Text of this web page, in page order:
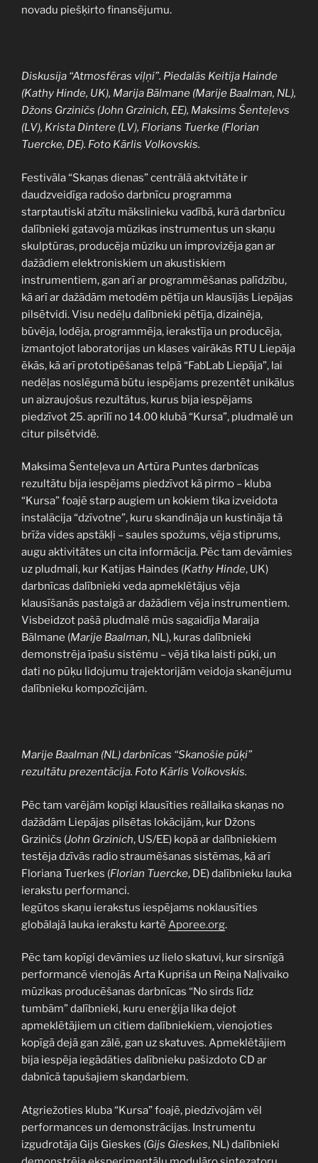
novadu piešķirto finansējumu.
Diskusija “Atmosfēras viļņi”. Piedalās Keitija Hainde
(Kathy Hinde, UK), Marija Bālmane (Marije Baalman, NL),
Džons Grziničs (John Grzinich, EE), Maksims Šenteļevs
(LV), Krista Dintere (LV), Florians Tuerke (Florian
Tuercke, DE). Foto Kārlis Volkovskis.
Festivāla “Skaņas dienas” centrālā aktvitāte ir
daudzveidīga radošo darbnīcu programma
starptautiski atzītu mākslinieku vadībā, kurā darbnīcu
dalībnieki gatavoja mūzikas instrumentus un skaņu
skulptūras, producēja mūziku un improvizēja gan ar
dažādiem elektroniskiem un akustiskiem
instrumentiem, gan arī ar programmēšanas palīdzību,
kā arī ar dažādām metodēm pētīja un klausījās Liepājas
pilsētvidi. Visu nedēļu dalībnieki pētīja, dizainēja,
būvēja, lodēja, programmēja, ierakstīja un producēja,
izmantojot laboratorijas un klases vairākās RTU Liepāja
ēkās, kā arī prototipēšanas telpā “FabLab Liepāja”, lai
nedēļas noslēgumā būtu iespējams prezentēt unikālus
un aizraujošus rezultātus, kurus bija iespējams
piedzīvot 25. aprīlī no 14.00 klubā “Kursa”, pludmalē un
citur pilsētvidē.
Maksima Šenteļeva un Artūra Puntes darbnīcas
rezultātu bija iespējams piedzīvot kā pirmo – kluba
“Kursa” foajē starp augiem un kokiem tika izveidota
instalācija “dzīvotne”, kuru skandināja un kustināja tā
brīža vides apstākļi – saules spožums, vēja stiprums,
augu aktivitātes un cita informācija. Pēc tam devāmies
uz pludmali, kur Katijas Haindes (Kathy Hinde, UK)
darbnīcas dalībnieki veda apmeklētājus vēja
klausīšanās pastaigā ar dažādiem vēja instrumentiem.
Visbeidzot pašā pludmalē mūs sagaidīja Maraija
Bālmane (Marije Baalman, NL), kuras dalībnieki
demonstrēja īpašu sistēmu – vējā tika laisti pūķi, un
dati no pūķu lidojumu trajektorijām veidoja skanējumu
dalībnieku kompozīcijām.
Marije Baalman (NL) darbnīcas “Skanošie pūķi”
rezultātu prezentācija. Foto Kārlis Volkovskis.
Pēc tam varējām kopīgi klausīties reāllaika skaņas no
dažādām Liepājas pilsētas lokācijām, kur Džons
Grziničs (John Grzinich, US/EE) kopā ar dalībniekiem
testēja dzīvās radio straumēšanas sistēmas, kā arī
Floriana Tuerkes (Florian Tuercke, DE) dalībnieku lauka
ierakstu performanci.
Iegūtos skaņu ierakstus iespējams noklausīties
globālajā lauka ierakstu kartē Aporee.org.
Pēc tam kopīgi devāmies uz lielo skatuvi, kur sirsnīgā
performancē vienojās Arta Kupriša un Reiņa Naļivaiko
mūzikas producēšanas darbnīcas “No sirds līdz
tumbām” dalībnieki, kuru enerģija lika dejot
apmeklētājiem un citiem dalībniekiem, vienojoties
kopīgā dejā gan zālē, gan uz skatuves. Apmeklētājiem
bija iespēja iegādāties dalībnieku pašizdoto CD ar
dabnīcā tapušajiem skaņdarbiem.
Atgriežoties kluba “Kursa” foajē, piedzīvojām vēl
performances un demonstrācijas. Instrumentu
izgudrotāja Gijs Gieskes (Gijs Gieskes, NL) dalībnieki